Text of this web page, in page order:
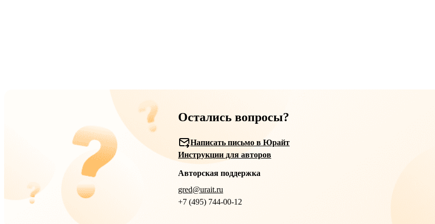
Остались вопросы?
Написать письмо в Юрайт
Инструкции для авторов
Авторская поддержка
gred@urait.ru
+7 (495) 744-00-12